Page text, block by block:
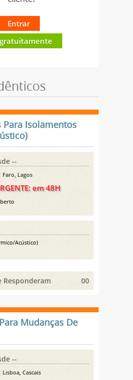
Entrar
Para Isolamentos
--
Faro, Lagos
em 48H
Acústico)
Responderam 00
Mudanças De
--
Lisboa, Cascais